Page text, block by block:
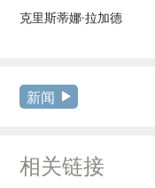
克里斯蒂娜·拉加德
新闻
相关链接